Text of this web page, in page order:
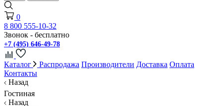
0
8 800 555-10-32
Звонок - бесплатно
+7 (495) 646-49-78
Каталог Распродажа Производители Доставка Оплата
Контакты
Назад
Гостиная
Назад